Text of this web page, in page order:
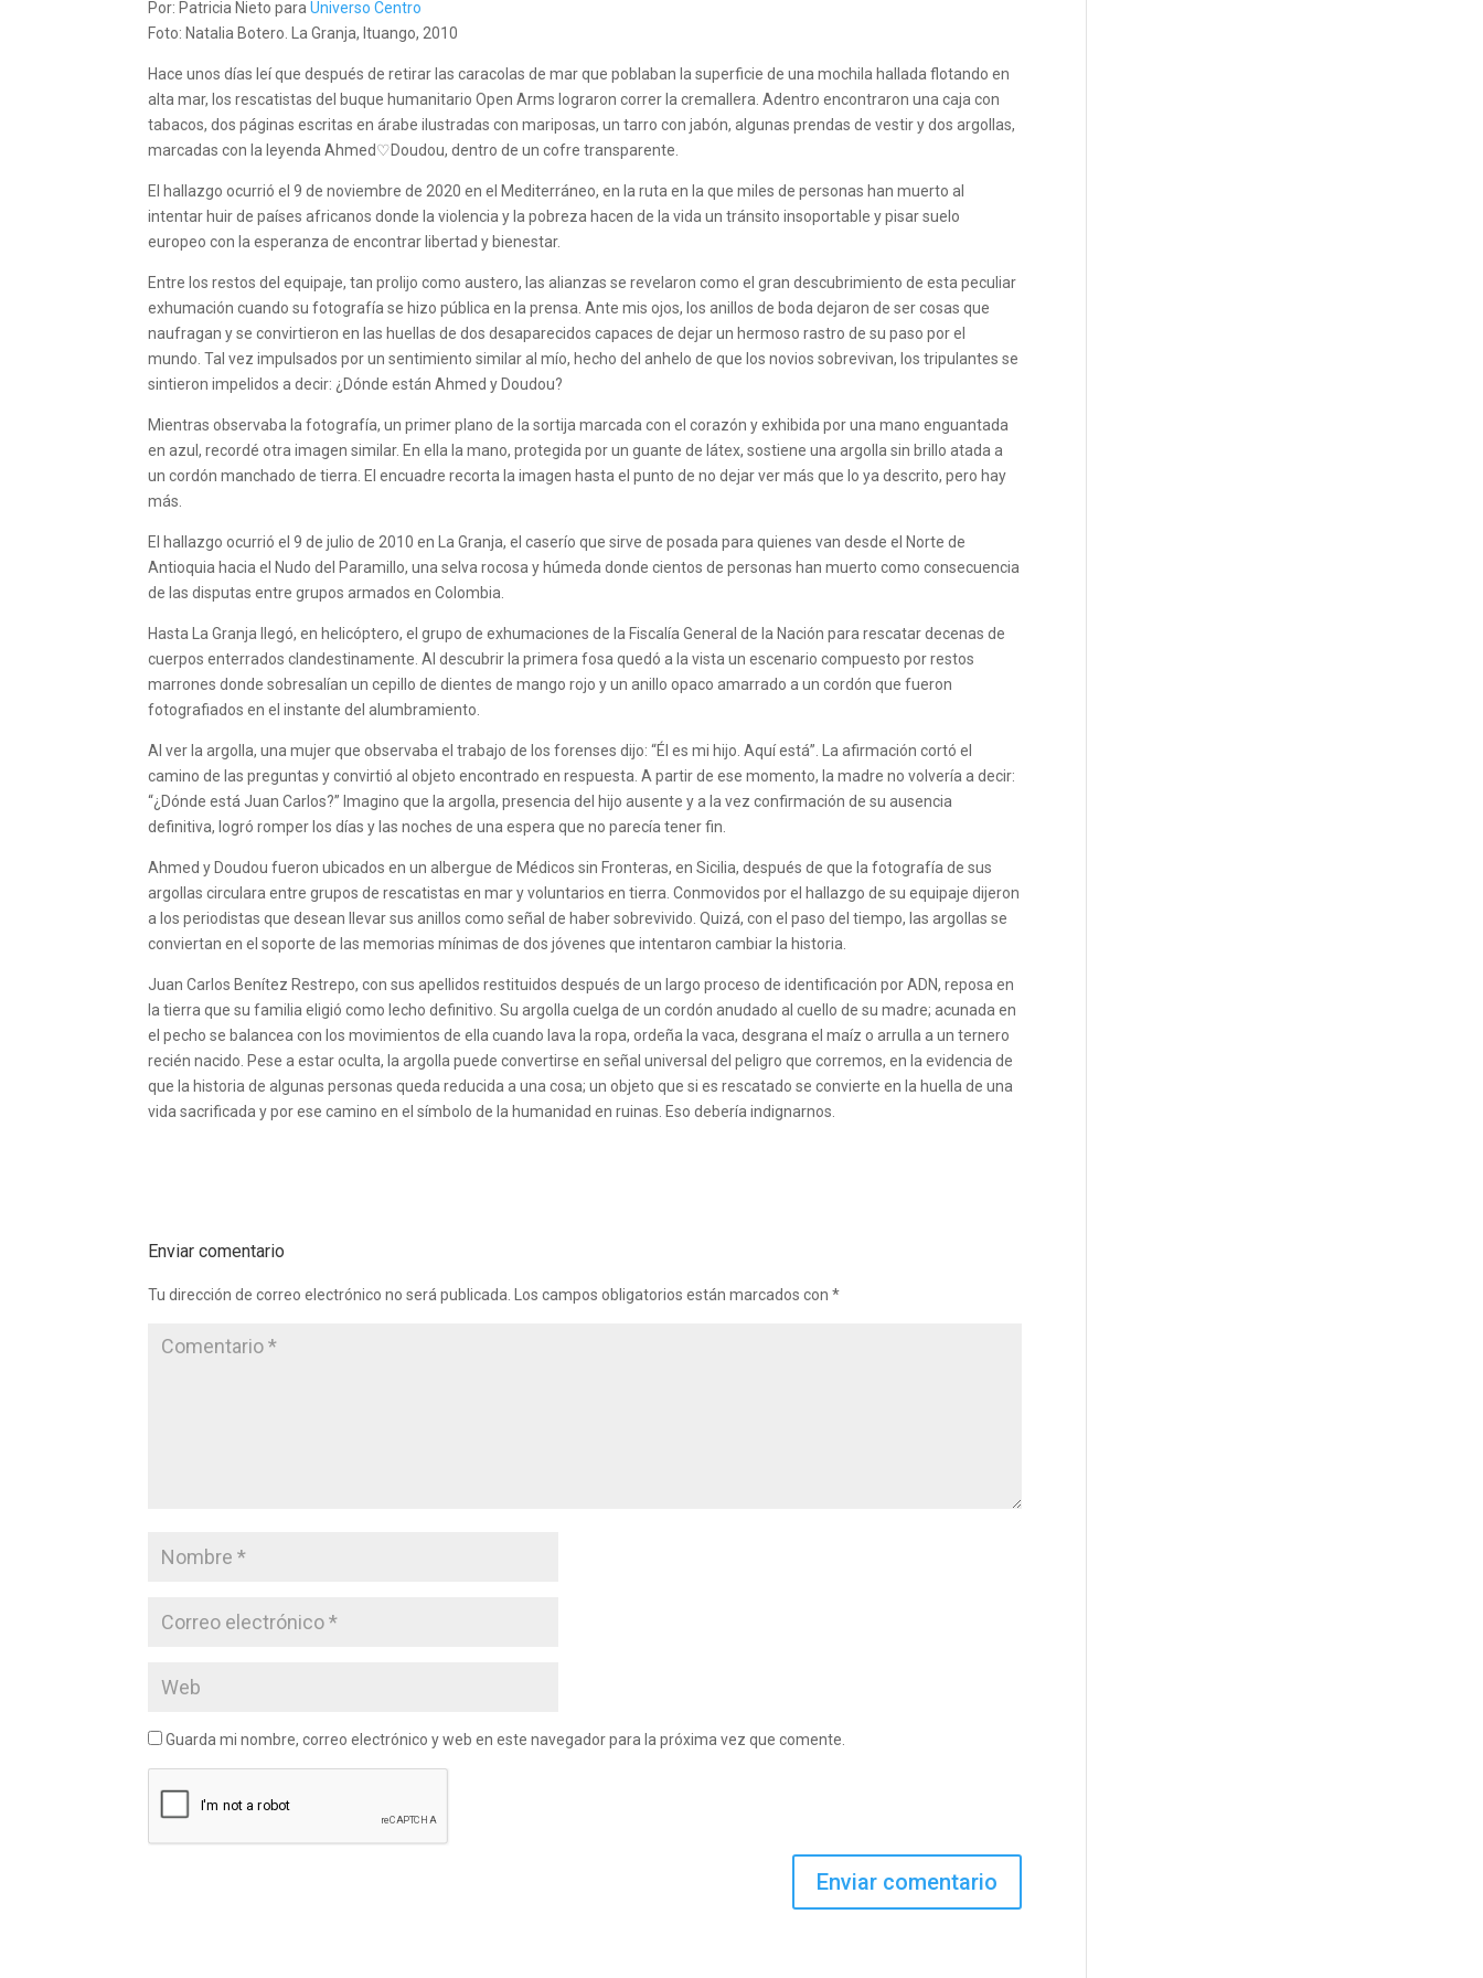
Por: Patricia Nieto paraUniverso Centro
Foto: Natalia Botero. La Granja, Ituango, 2010
Hace unos días leí que después de retirar las caracolas de mar que poblaban la superficie de una mochila hallada flotando en
alta mar, los rescatistas del buque humanitario Open Arms lograron correr la cremallera. Adentro encontraron una caja con
tabacos, dos páginas escritas en árabe ilustradas con mariposas, un tarro con jabón, algunas prendas de vestir y dos argollas,
marcadas con la leyenda Ahmed♡Doudou, dentro de un cofre transparente.
El hallazgo ocurrió el 9 de noviembre de 2020 en el Mediterráneo, en la ruta en la que miles de personas han muerto al
intentar huir de países africanos donde la violencia y la pobreza hacen de la vida un tránsito insoportable y pisar suelo
europeo con la esperanza de encontrar libertad y bienestar.
Entre los restos del equipaje, tan prolijo como austero, las alianzas se revelaron como el gran descubrimiento de esta peculiar
exhumación cuando su fotografía se hizo pública en la prensa. Ante mis ojos, los anillos de boda dejaron de ser cosas que
naufragan y se convirtieron en las huellas de dos desaparecidos capaces de dejar un hermoso rastro de su paso por el
mundo. Tal vez impulsados por un sentimiento similar al mío, hecho del anhelo de que los novios sobrevivan, los tripulantes se
sintieron impelidos a decir: ¿Dónde están Ahmed y Doudou?
Mientras observaba la fotografía, un primer plano de la sortija marcada con el corazón y exhibida por una mano enguantada
en azul, recordé otra imagen similar. En ella la mano, protegida por un guante de látex, sostiene una argolla sin brillo atada a
un cordón manchado de tierra. El encuadre recorta la imagen hasta el punto de no dejar ver más que lo ya descrito, pero hay
más.
El hallazgo ocurrió el 9 de julio de 2010 en La Granja, el caserío que sirve de posada para quienes van desde el Norte de
Antioquia hacia el Nudo del Paramillo, una selva rocosa y húmeda donde cientos de personas han muerto como consecuencia
de las disputas entre grupos armados en Colombia.
Hasta La Granja llegó, en helicóptero, el grupo de exhumaciones de la Fiscalía General de la Nación para rescatar decenas de
cuerpos enterrados clandestinamente. Al descubrir la primera fosa quedó a la vista un escenario compuesto por restos
marrones donde sobresalían un cepillo de dientes de mango rojo y un anillo opaco amarrado a un cordón que fueron
fotografiados en el instante del alumbramiento.
Al ver la argolla, una mujer que observaba el trabajo de los forenses dijo: “Él es mi hijo. Aquí está”. La afirmación cortó el
camino de las preguntas y convirtió al objeto encontrado en respuesta. A partir de ese momento, la madre no volvería a decir:
“¿Dónde está Juan Carlos?” Imagino que la argolla, presencia del hijo ausente y a la vez confirmación de su ausencia
definitiva, logró romper los días y las noches de una espera que no parecía tener fin.
Ahmed y Doudou fueron ubicados en un albergue de Médicos sin Fronteras, en Sicilia, después de que la fotografía de sus
argollas circulara entre grupos de rescatistas en mar y voluntarios en tierra. Conmovidos por el hallazgo de su equipaje dijeron
a los periodistas que desean llevar sus anillos como señal de haber sobrevivido. Quizá, con el paso del tiempo, las argollas se
conviertan en el soporte de las memorias mínimas de dos jóvenes que intentaron cambiar la historia.
Juan Carlos Benítez Restrepo, con sus apellidos restituidos después de un largo proceso de identificación por ADN, reposa en
la tierra que su familia eligió como lecho definitivo. Su argolla cuelga de un cordón anudado al cuello de su madre; acunada en
el pecho se balancea con los movimientos de ella cuando lava la ropa, ordeña la vaca, desgrana el maíz o arrulla a un ternero
recién nacido. Pese a estar oculta, la argolla puede convertirse en señal universal del peligro que corremos, en la evidencia de
que la historia de algunas personas queda reducida a una cosa; un objeto que si es rescatado se convierte en la huella de una
vida sacrificada y por ese camino en el símbolo de la humanidad en ruinas. Eso debería indignarnos.
Enviar comentario
Tu dirección de correo electrónico no será publicada. Los campos obligatorios están marcados con*
Guarda mi nombre, correo electrónico y web en este navegador para la próxima vez que comente.